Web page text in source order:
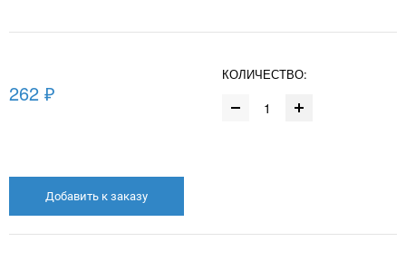
262 ₽
КОЛИЧЕСТВО:
Добавить к заказу